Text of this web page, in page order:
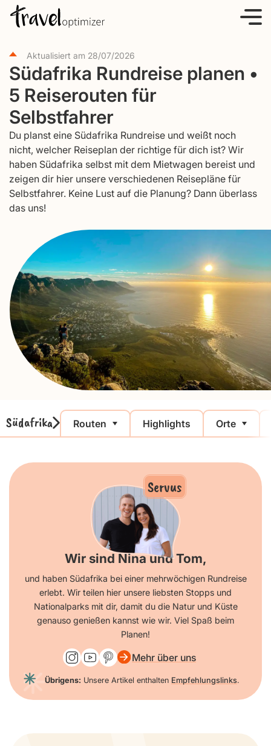
Aktualisiert am 28/07/2026
Südafrika Rundreise planen •
5 Reiserouten für
Selbstfahrer
Du planst eine Südafrika Rundreise und weißt noch
nicht, welcher Reiseplan der richtige für dich ist? Wir
haben Südafrika selbst mit dem Mietwagen bereist und
zeigen dir hier unsere verschiedenen Reisepläne für
Selbstfahrer. Keine Lust auf die Planung? Dann überlass
das uns!
Südafrika Routen Highlights Orte
Servus
Wir sind Nina und Tom,
und haben Südafrika bei einer mehrwöchigen Rundreise
erlebt. Wir teilen hier unsere liebsten Stopps und
Nationalparks mit dir, damit du die Natur und Küste
genauso genießen kannst wie wir. Viel Spaß beim
Planen!
Mehr über uns
Übrigens: Unsere Artikel enthalten Empfehlungslinks.